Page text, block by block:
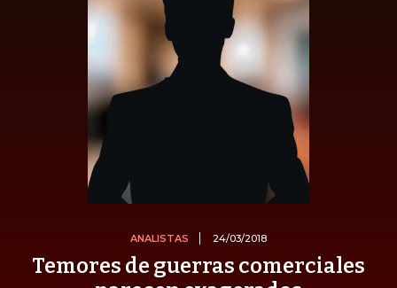
ANALISTAS 24/03/2018
Temores de guerras comerciales